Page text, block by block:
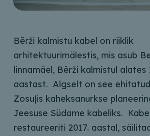
Bērži kalmistu kabel on riiklik
arhitektuurimälestis, mis asub
linnamäel, Bērži kalmistul alates
aastast. Algselt on see
Zosuļis kaheksanurkse
Jeesuse Südame kabeliks.
restaureeriti 2017. aastal,